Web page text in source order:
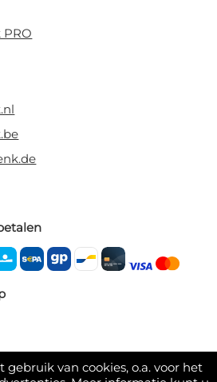
gebruik van cookies, o.a. voor het